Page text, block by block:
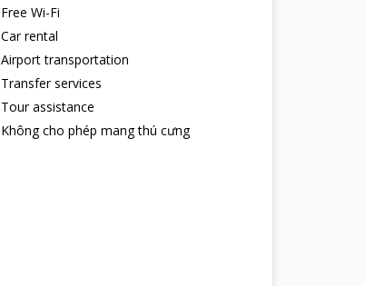
Free Wi-Fi
Car rental
Airport transportation
Transfer services
Tour assistance
Không cho phép mang thú cưng